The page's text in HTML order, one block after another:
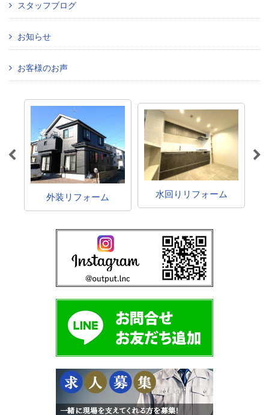
スタッフブログ
お知らせ
お客様のお声
外装リフォーム 水回りリフォーム